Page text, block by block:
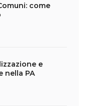
come
e
nella PA